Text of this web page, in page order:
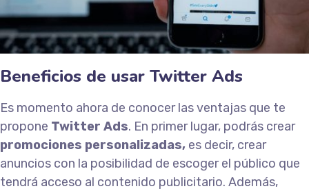
Beneficios de usar Twitter Ads
Es momento ahora de conocer las ventajas que te
propone Twitter Ads. En primer lugar, podrás crear
promociones personalizadas, es decir, crear
anuncios con la posibilidad de escoger el público que
tendrá acceso al contenido publicitario. Además,